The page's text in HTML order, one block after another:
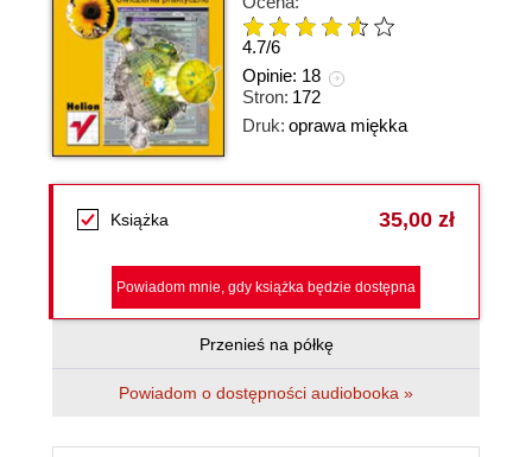
4.7/6
Opinie: 18
Stron: 172
Druk: oprawa miękka
Książka 35,00 zł
Powiadom mnie, gdy książka będzie dostępna
Przenieś na półkę
Powiadom o dostępności audiobooka »